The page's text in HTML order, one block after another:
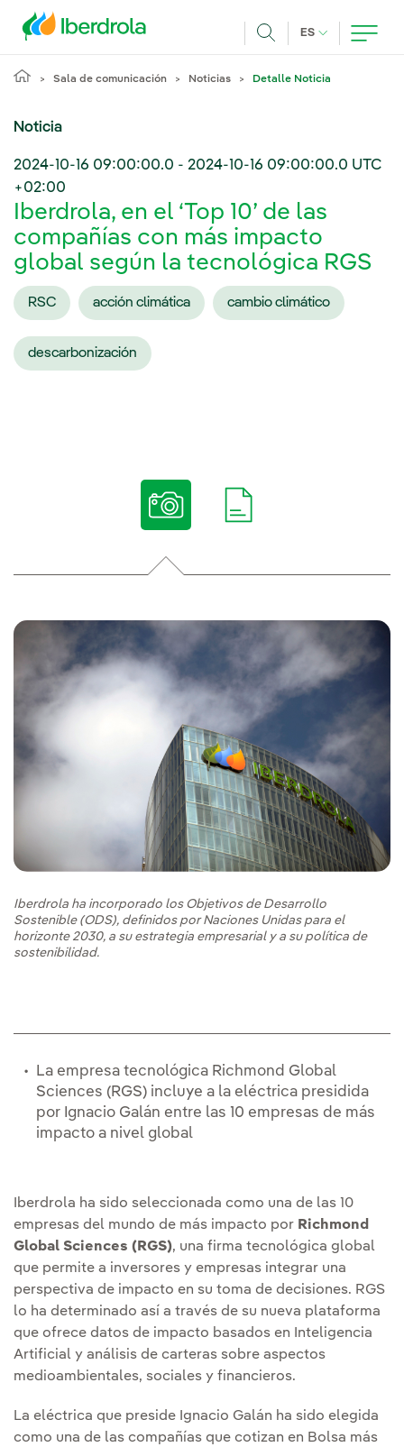
ES IDIOMA
Sala de comunicación Noticias Detalle Noticia
Noticia
2024-10-16 09:00:00.0 - 2024-10-16 09:00:00.0 UTC
+02:00
Iberdrola, en el ‘Top 10’ de las
compañías con más impacto
global según la tecnológica RGS
RSC acción climática cambio climático
descarbonización
Iberdrola ha incorporado los Objetivos de Desarrollo
Sostenible (ODS), definidos por Naciones Unidas para el
horizonte 2030, a su estrategia empresarial y a su política de
sostenibilidad.
La empresa tecnológica Richmond Global
Sciences (RGS) incluye a la eléctrica presidida
por Ignacio Galán entre las 10 empresas de más
impacto a nivel global
Iberdrola ha sido seleccionada como una de las 10
empresas del mundo de más impacto por Richmond
Global Sciences (RGS), una firma tecnológica global
que permite a inversores y empresas integrar una
perspectiva de impacto en su toma de decisiones. RGS
lo ha determinado así a través de su nueva plataforma
que ofrece datos de impacto basados en Inteligencia
Artificial y análisis de carteras sobre aspectos
medioambientales, sociales y financieros.
La eléctrica que preside Ignacio Galán ha sido elegida
como una de las compañías que cotizan en Bolsa más